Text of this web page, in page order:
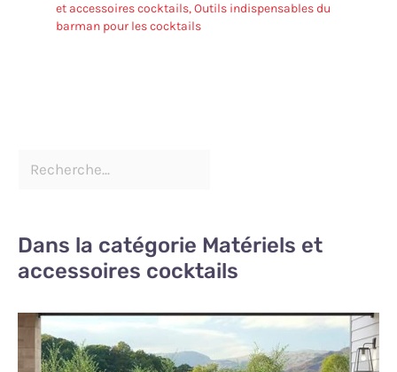
et accessoires cocktails,Outils indispensables du
barman pour les cocktails
Dans la catégorie Matériels et
accessoires cocktails